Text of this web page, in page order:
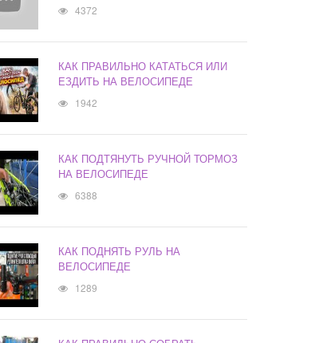
4372
КАК ПРАВИЛЬНО КАТАТЬСЯ ИЛИ
ЕЗДИТЬ НА ВЕЛОСИПЕДЕ
1942
КАК ПОДТЯНУТЬ РУЧНОЙ ТОРМОЗ
НА ВЕЛОСИПЕДЕ
6388
КАК ПОДНЯТЬ РУЛЬ НА
ВЕЛОСИПЕДЕ
1289